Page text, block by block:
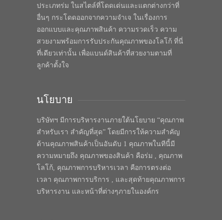
ประเภทร่ม ในสไตล์ที่โดดเด่นและแตกต่างกว่าที่
อื่นๆ กระโดดออกจากความจำเจ ในเรื่องการ
ออกแบบและคุณภาพสินค้า ความรวดเร็ว ความ
สวยงามพร้อมการรับประกันคุณภาพของโลโก้ ที่นี่
ที่เดียวเท่านั้น เพื่อแบนด์สินค้าที่สวยงามตามที่
ลูกค้าตั้งใจ
นโยบาย
บริษัทฯ มีการบริหารงานภายใต้นโยบาย “คุณภาพ
สำหรับเรา สำคัญที่สุด” โดยมีการให้ความสำคัญ
ด้านคุณภาพสินค้าเป็นอันดับ 1 คุณภาพในทีนี้มี
ความหมายถึง คุณภาพของสินค้า คือร่ม , คุณภาพ
โลโก้, คุณภาพการบริหารเวลา คือการตรงต่อ
เวลา คุณภาพการบริการ , และสุดท้ายคุณภาพการ
บริหารงาน และหน้าที่ต่างๆภายในองค์กร